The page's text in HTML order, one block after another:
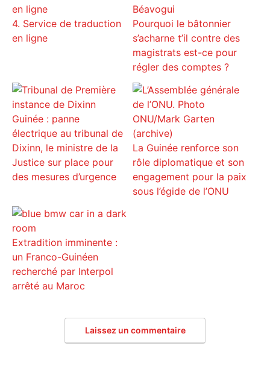
4. Service de traduction
en ligne
Pourquoi le bâtonnier
s’acharne t’il contre des
magistrats est-ce pour
régler des comptes ?
Guinée : panne
électrique au tribunal de
Dixinn, le ministre de la
Justice sur place pour
des mesures d’urgence
La Guinée renforce son
rôle diplomatique et son
engagement pour la paix
sous l’égide de l’ONU
Extradition imminente :
un Franco-Guinéen
recherché par Interpol
arrêté au Maroc
Laissez un commentaire